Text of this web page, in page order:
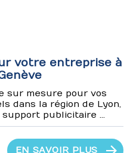
votre entreprise à
sur mesure pour vos
dans la région de Lyon,
publicitaire ...
EN SAVOIR PLUS